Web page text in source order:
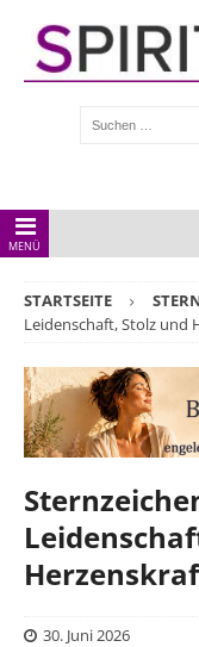
MENÜ
STARTSEITE
Leidenschaft, Stolz und
30. Juni 2026